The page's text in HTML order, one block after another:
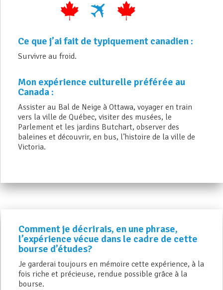
Ce que j’ai fait de typiquement canadien :
Survivre au froid.
Mon expérience culturelle préférée au
Canada :
Assister au Bal de Neige à Ottawa, voyager en train
vers la ville de Québec, visiter des musées, le
Parlement et les jardins Butchart, observer des
baleines et découvrir, en bus, l’histoire de la ville de
Victoria.
Comment je décrirais, en une phrase,
l’expérience vécue dans le cadre de cette
bourse d’études?
Je garderai toujours en mémoire cette expérience, à la
fois riche et précieuse, rendue possible grâce à la
bourse.